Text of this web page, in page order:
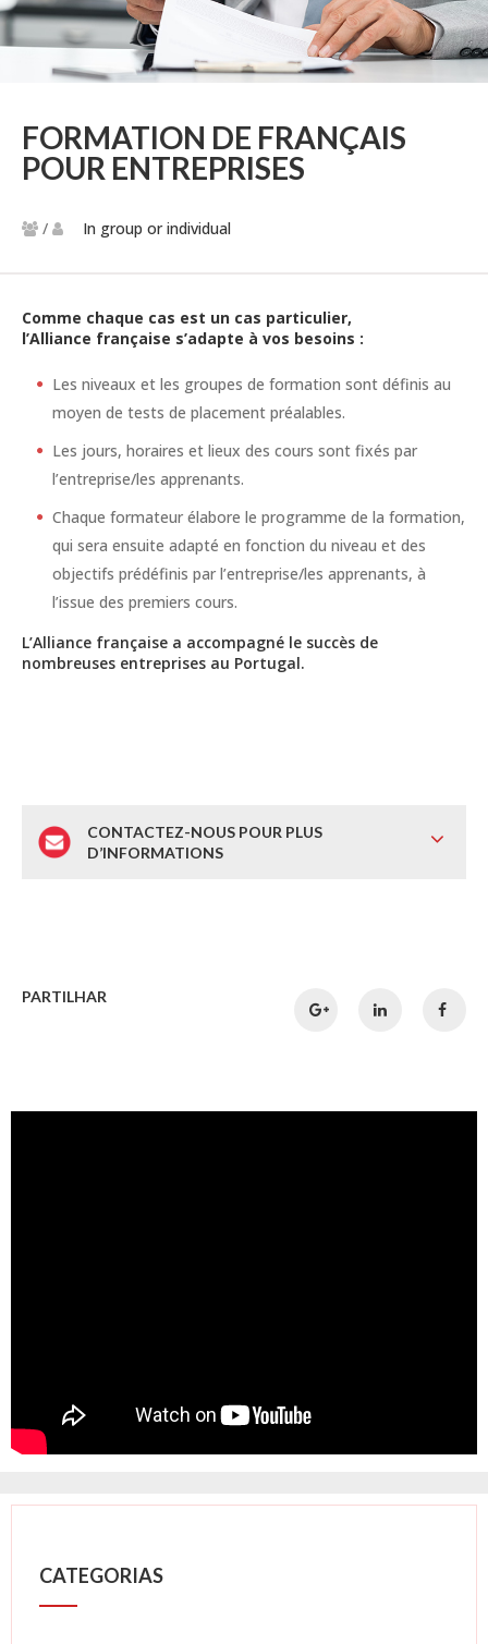
FORMATION DE FRANÇAIS
POUR ENTREPRISES
/ In group or individual
Comme chaque cas est un cas particulier,
l’Alliance française s’adapte à vos besoins :
Les niveaux et les groupes de formation sont définis au
moyen de tests de placement préalables.
Les jours, horaires et lieux des cours sont fixés par
l’entreprise/les apprenants.
Chaque formateur élabore le programme de la formation,
qui sera ensuite adapté en fonction du niveau et des
objectifs prédéfinis par l’entreprise/les apprenants, à
l’issue des premiers cours.
L’Alliance française a accompagné le succès de
nombreuses entreprises au Portugal.
CONTACTEZ-NOUS POUR PLUS
D’INFORMATIONS
PARTILHAR
CATEGORIAS